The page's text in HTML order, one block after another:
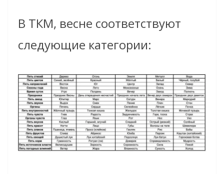
В ТКМ, весне соответствуют
следующие категории: